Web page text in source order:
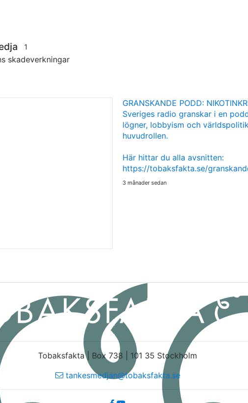
1
skadeverkningar
GRANSKANDE PODD:
Sveriges radio granskar i en
lögner, lobbyism och
huvudrollen.
Här hittar du alla avsnitten:
https://tobaksfakta.se/
3 månader sedan
Tobaksfakta | Box 738 | 101 35 Stockholm
tankesmedjan@tobaksfakta.se